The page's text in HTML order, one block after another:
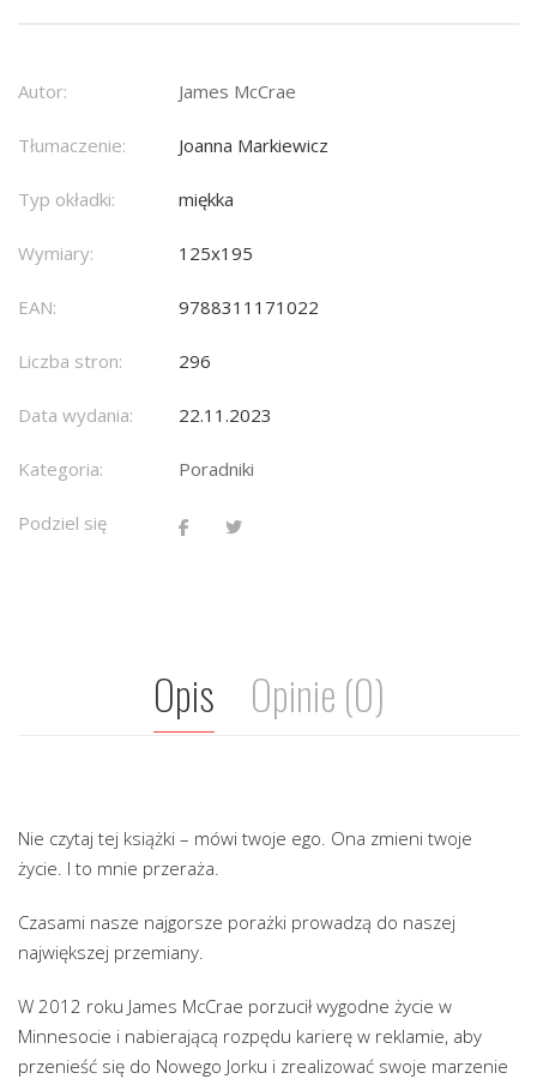
Autor: James McCrae
Tłumaczenie: Joanna Markiewicz
Typ okładki: miękka
Wymiary: 125x195
EAN: 9788311171022
Liczba stron: 296
Data wydania: 22.11.2023
Kategoria: Poradniki
Podziel się
Opis Opinie (0)
Nie czytaj tej książki – mówi twoje ego. Ona zmieni twoje
życie. I to mnie przeraża.
Czasami nasze najgorsze porażki prowadzą do naszej
największej przemiany.
W 2012 roku James McCrae porzucił wygodne życie w
Minnesocie i nabierającą rozpędu karierę w reklamie, aby
przenieść się do Nowego Jorku i zrealizować swoje marzenie